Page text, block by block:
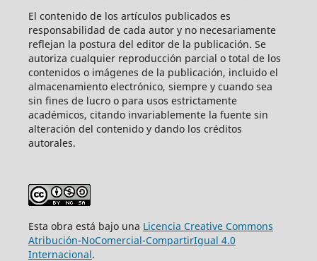
El contenido de los artículos publicados es
responsabilidad de cada autor y no necesariamente
reflejan la postura del editor de la publicación. Se
autoriza cualquier reproducción parcial o total de los
contenidos o imágenes de la publicación, incluido el
almacenamiento electrónico, siempre y cuando sea
sin fines de lucro o para usos estrictamente
académicos, citando invariablemente la fuente sin
alteración del contenido y dando los créditos
autorales.
Esta obra está bajo una Licencia Creative Commons
Atribución-NoComercial-CompartirIgual 4.0
Internacional.